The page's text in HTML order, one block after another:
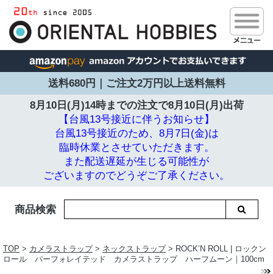
送料680円｜ご注文2万円以上送料無料
8月10日(月)14時までの注文で8月10日(月)出荷
【台風13号接近に伴うお知らせ】
台風13号接近のため、8月7日(金)は
臨時休業とさせていただきます。
また配送遅延が生じる可能性が
ございますのでどうぞご了承ください。
商品検索
TOP > カメラストラップ> ネックストラップ> ROCK’N ROLL | ロックン
ロール パーフォレイテッド カメラストラップ ハーフムーン｜100cm